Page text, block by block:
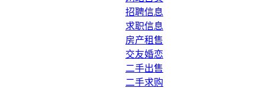
招聘信息
求职信息
房产租售
交友婚恋
二手出售
二手求购